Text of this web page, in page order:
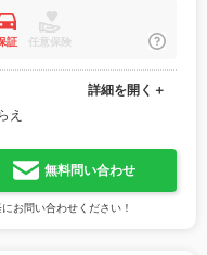
証 任意保険
え
詳細を開く＋
無料問い合わせ
お問い合わせください！